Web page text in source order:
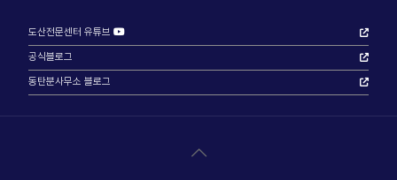
도산전문센터 유튜브
공식블로그
동탄분사무소 블로그